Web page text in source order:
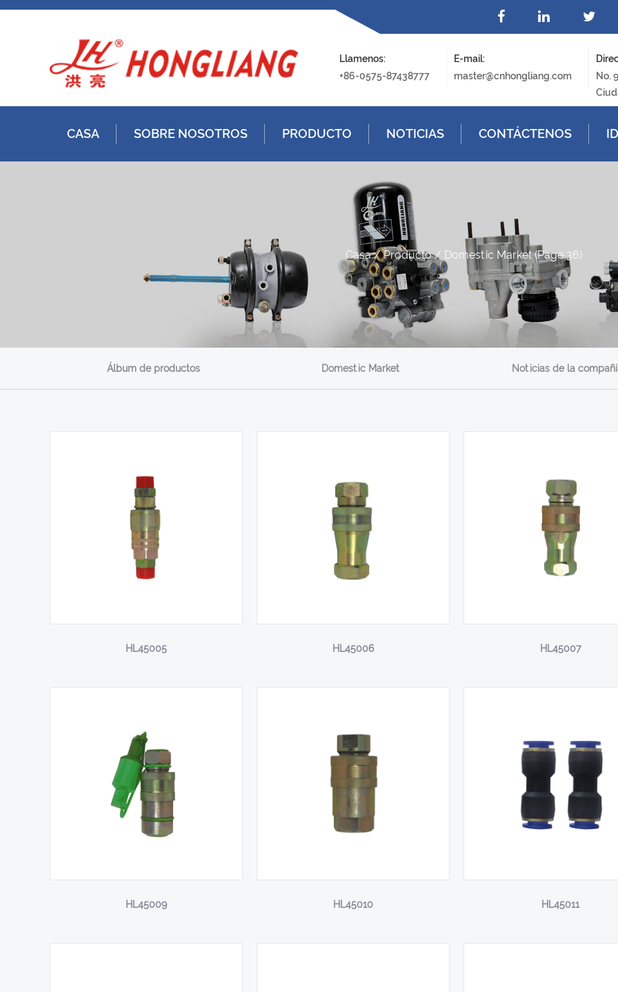
Llamenos:
+86-0575-87438777
E-mail:
master@cnhongliang.com
No.
CASA SOBRE NOSOTROS PRODUCTO NOTICIAS CONTÁCTENOS
Casa/Producto/ Domestic Market(Page 36)
Álbum de productos Domestic Market Noticias de la
HL45005 HL45006 HL45007
HL45009 HL45010 HL45011